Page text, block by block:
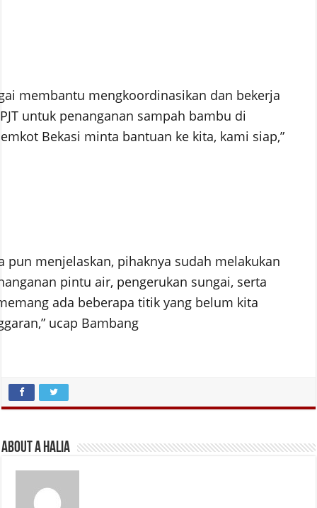
membantu mengkoordinasikan dan bekerja
untuk penanganan sampah bambu di
Bekasi minta bantuan ke kita, kami siap,”
pun menjelaskan, pihaknya sudah melakukan
pintu air, pengerukan sungai, serta
ada beberapa titik yang belum kita
ucap Bambang
About A Halia